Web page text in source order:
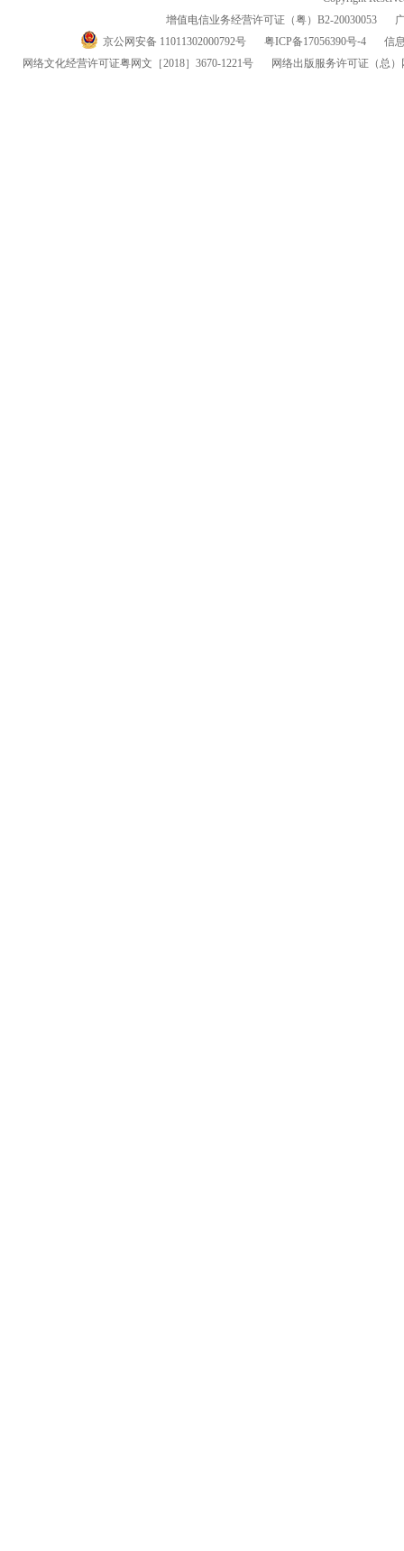
增值电信业务经营许可证（粤） B2-20030053
京公网安备 11011302000792号
粤ICP备17056390号-4
信
网络文化经营许可证粤网文 ［2018］3670-1221号 网络出版服务许可证 （总